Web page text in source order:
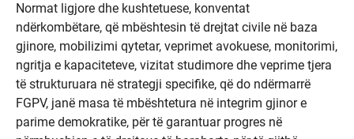
Normat ligjore dhe kushtetuese, konventat
ndërkombëtare, që mbështesin të drejtat civile në baza
gjinore, mobilizimi qytetar, veprimet avokuese, monitorimi,
ngritja e kapaciteteve, vizitat studimore dhe veprime tjera
të strukturuara në strategji specifike, që do ndërmarrë
FGPV, janë masa të mbështetura në integrim gjinor e
parime demokratike, për të garantuar progres në